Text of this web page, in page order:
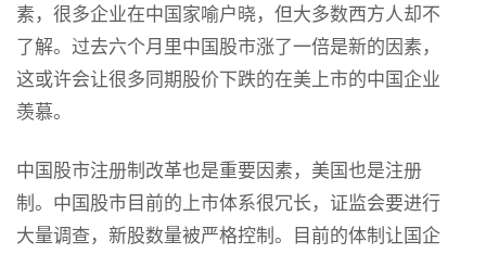
素，很多企业在中国家喻户晓，但大多数西方人却不
了解。过去六个月里中国股市涨了一倍是新的因素，
这或许会让很多同期股价下跌的在美上市的中国企业
羡慕。
中国股市注册制改革也是重要因素，美国也是注册
制。中国股市目前的上市体系很冗长，证监会要进行
大量调查，新股数量被严格控制。目前的体制让国企